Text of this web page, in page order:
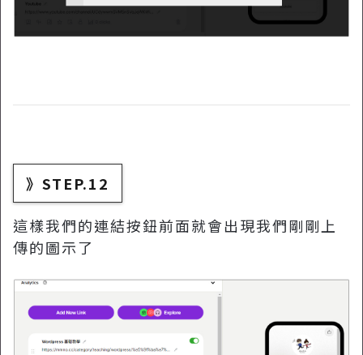
》STEP.12
這樣我們的連結按鈕前面就會出現我們剛剛上
傳的圖示了